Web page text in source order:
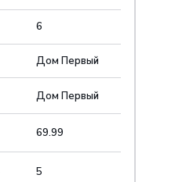
6
Дом Первый
Дом Первыйㅤ
69.99
5